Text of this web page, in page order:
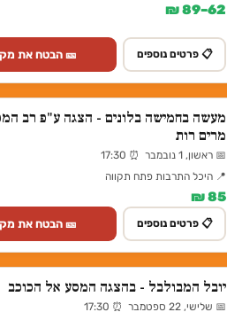
62–89 ₪
📋 פרטים נוספים 🎫 הבטח את
מעשה בחמישה בלונים - הצגה ע"פ רב
מרים רות
📅 ראשון, 1 נובמבר ⏰ 17:30
📍 היכל התרבות פתח תקווה
85 ₪
📋 פרטים נוספים 🎫 הבטח את
יובל המבולבל - בהצגה המסע אל הכוכב
📅 שלישי, 22 ספטמבר ⏰ 17:30